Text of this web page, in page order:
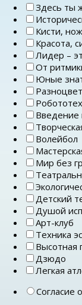
Здесь ты
Кисти,
Красота,
Лидер –
От
Юные
Введение
Волейбол
Мир без
Детский
Душой
Арт-клуб
Техника
Высотная
Дзюдо
Легкая
Согласие